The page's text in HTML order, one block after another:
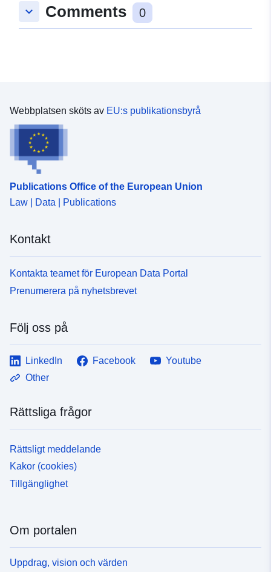
grad av tillplattande uppstår.
keyboard_arrow_down Comments 0
Webbplatsen sköts av EU:s publikationsbyrå
Publications Office of the European Union
Law | Data | Publications
Kontakt
Kontakta teamet för European Data Portal
Prenumerera på nyhetsbrevet
Följ oss på
LinkedIn Facebook
Youtube
Other
Rättsliga frågor
Rättsligt meddelande
Kakor (cookies)
Tillgänglighet
Om portalen
Uppdrag, vision och värden